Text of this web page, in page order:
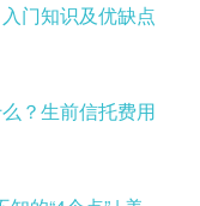
门知识及优缺点
？生前信托费用